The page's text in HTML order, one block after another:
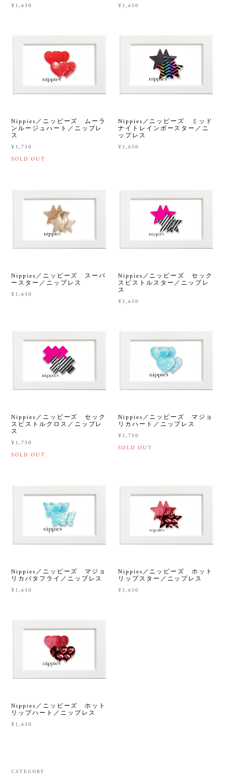
¥1,650 ¥1,650
Nippies／ニッピーズ ムーラ
ンルージュハート／ニップレ
ス
¥1,750
SOLD OUT
Nippies／ニッピーズ ミッド
ナイトレインボースター／ニ
ップレス
¥1,650
Nippies／ニッピーズ スーパ
ースター／ニップレス
¥1,650
Nippies／ニッピーズ セック
スピストルスター／ニップレ
ス
¥1,650
Nippies／ニッピーズ セック
スピストルクロス／ニップレ
ス
¥1,750
SOLD OUT
Nippies／ニッピーズ マジョ
リカハート／ニップレス
¥1,750
SOLD OUT
Nippies／ニッピーズ マジョ
リカバタフライ／ニップレス
¥1,650
Nippies／ニッピーズ ホット
リップスター／ニップレス
¥1,650
Nippies／ニッピーズ ホット
リップハート／ニップレス
¥1,650
CATEGORY